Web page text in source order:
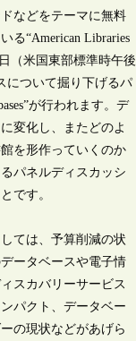
などをテーマに無料
る“American Libraries
（米国東部標準時午後
について掘り下げるパ
が行われます。デ
変化し、またどのよ
を形作っていくのか
パネルディスカッシ
です。
ては、予算削減の状
ータベースや電子情
スカバリーサービス
パクト、データベー
の現状などがあげら